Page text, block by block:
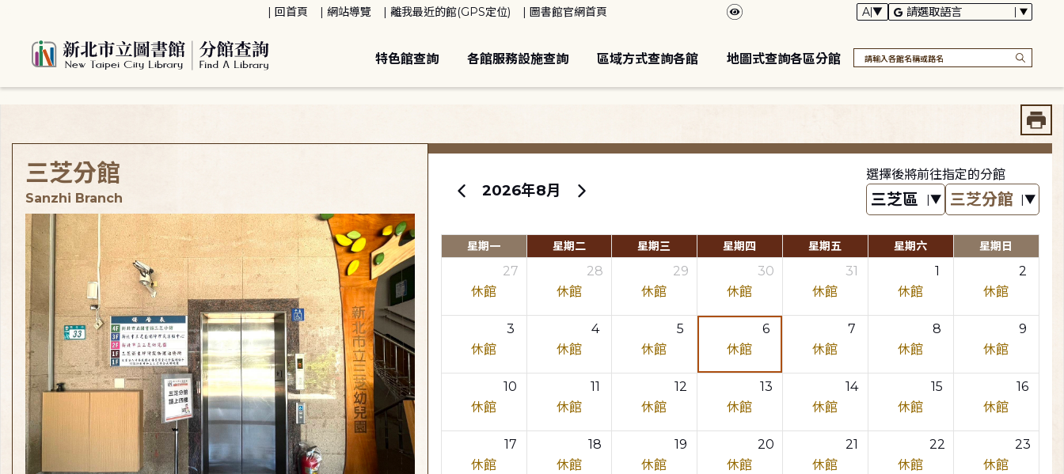
回首頁 網站導覽 離我最近的館(GPS定位) 圖書館官網首頁
特色館查詢 各館服務設施查詢 區域方式查詢各館 地圖式查詢各區分館
2026年8月
選擇後將前往指定的分館
星期一 星期二 星期三 星期四 星期五 星期六 星期日
27
休館
28
休館
29
休館
30
休館
31
休館
1
休館
2
休館
3
休館
4
休館
5
休館
6
休館
7
休館
8
休館
9
休館
10
休館
11
休館
12
休館
13
休館
14
休館
15
休館
16
休館
17
休館
18
休館
19
休館
20
休館
21
休館
22
休館
23
休館
三芝分館
Sanzhi Branch